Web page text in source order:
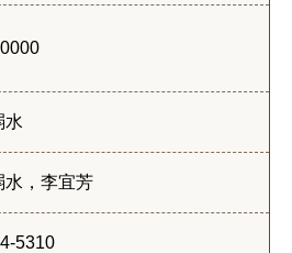
水
水，李宜芳
5310